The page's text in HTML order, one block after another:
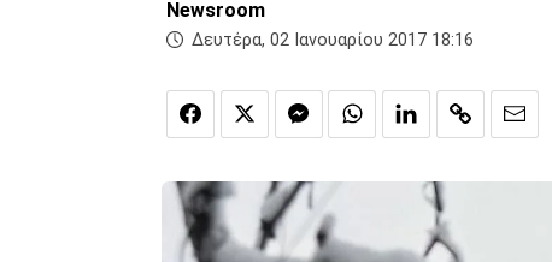
Newsroom
Δευτέρα, 02 Ιανουαρίου 2017 18:16